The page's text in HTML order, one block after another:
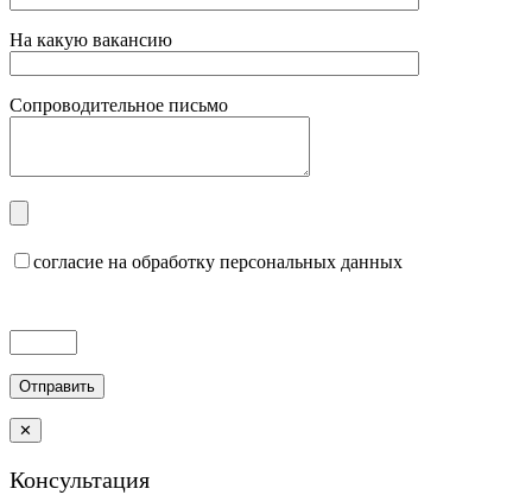
На какую вакансию
Сопроводительное письмо
согласие на обработку персональных данных
✕
Консультация